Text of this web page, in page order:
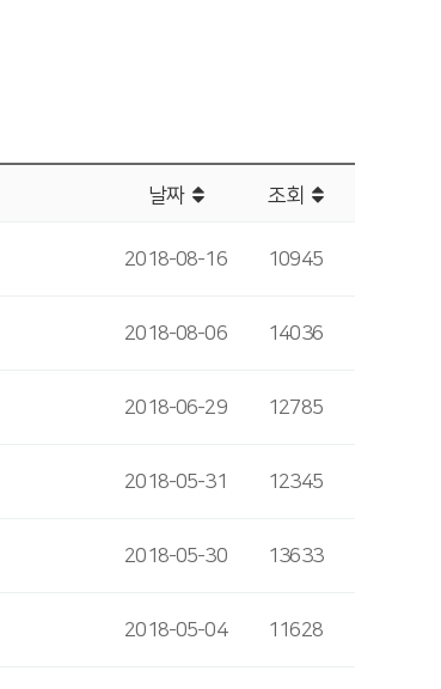
날짜 조회
2018-08-16 10945
2018-08-06 14036
2018-06-29 12785
2018-05-31 12345
2018-05-30 13633
2018-05-04 11628